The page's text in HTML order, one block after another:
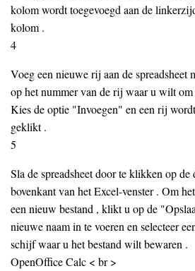
kolom wordt toegevoegd aan de
kolom .
4
Voeg een nieuwe rij aan de spreadsheet
op het nummer van de rij waar u wilt om
Kies de optie "Invoegen" en een rij
geklikt .
5
Sla de spreadsheet door te klikken op de
bovenkant van het Excel-venster . Om
een nieuw bestand , klikt u op de
nieuwe naam in te voeren en selecteer
schijf waar u het bestand wilt bewaren .
OpenOffice Calc < br >